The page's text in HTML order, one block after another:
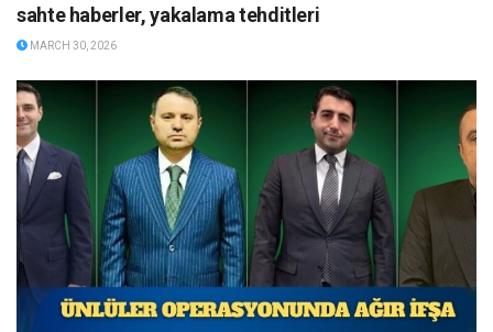
sahte haberler, yakalama tehditleri
MARCH 30, 2026